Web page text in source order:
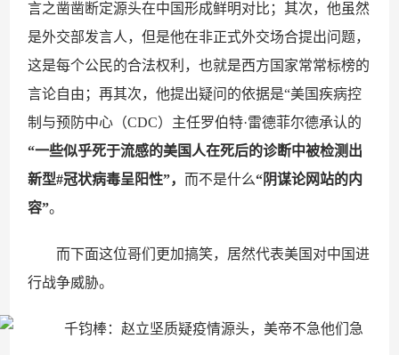
言之凿凿断定源头在中国形成鲜明对比；其次，他虽然
是外交部发言人，但是他在非正式外交场合提出问题，
这是每个公民的合法权利，也就是西方国家常常标榜的
言论自由；再其次，他提出疑问的依据是“美国疾病控
制与预防中心（CDC）主任罗伯特·雷德菲尔德承认的
“一些似乎死于流感的美国人在死后的诊断中被检测出
新型#冠状病毒呈阳性”， 而不是什么“阴谋论网站的内
容”。
而下面这位哥们更加搞笑，居然代表美国对中国进
行战争威胁。